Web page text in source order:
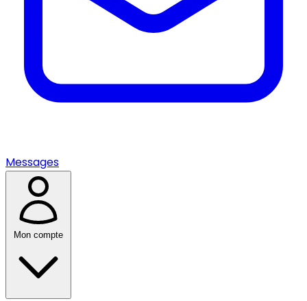
Messages
Mon compte